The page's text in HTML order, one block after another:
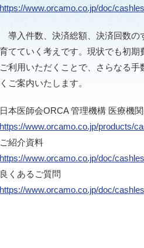
https://www.orcamo.co.jp/doc/
導入件数、決済総額、決済回数の
育てていく考えです。現状でも初
ご利用いただくことで、さらなる
くご案内いたします。
日本医師会ORCA 管理機構 医療機
https://www.orcamo.co.jp/products/
ご紹介資料
https://www.orcamo.co.jp/doc/
良くあるご質問
https://www.orcamo.co.jp/doc/